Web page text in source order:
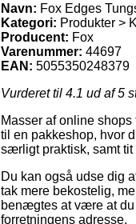
Navn: Fox Edges
Kategori: Produkter >
Producent: Fox
Varenummer: 44697
EAN: 5055350248379
Vurderet til 4.1 ud af 5
Masser af online
til en pakkeshop, hvor
særligt praktisk, samt
Du kan også udse dig
tak mere bekostelig,
benægtes at være at du
forretningens adresse.